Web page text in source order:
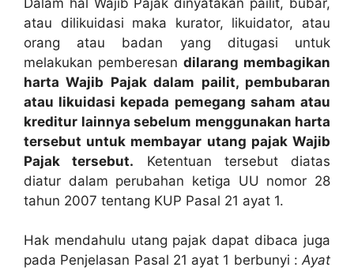
atau dilikuidasi maka kurator, likuidator, atau
orang atau badan yang ditugasi untuk
melakukan pemberesan dilarang membagikan
harta Wajib Pajak dalam pailit, pembubaran
atau likuidasi kepada pemegang saham atau
kreditur lainnya sebelum menggunakan harta
tersebut untuk membayar utang pajak Wajib
Pajak tersebut. Ketentuan tersebut diatas
diatur dalam perubahan ketiga UU nomor 28
tahun 2007 tentang KUP Pasal 21 ayat 1.
Hak mendahulu utang pajak dapat dibaca juga
pada Penjelasan Pasal 21 ayat 1 berbunyi :Ayat